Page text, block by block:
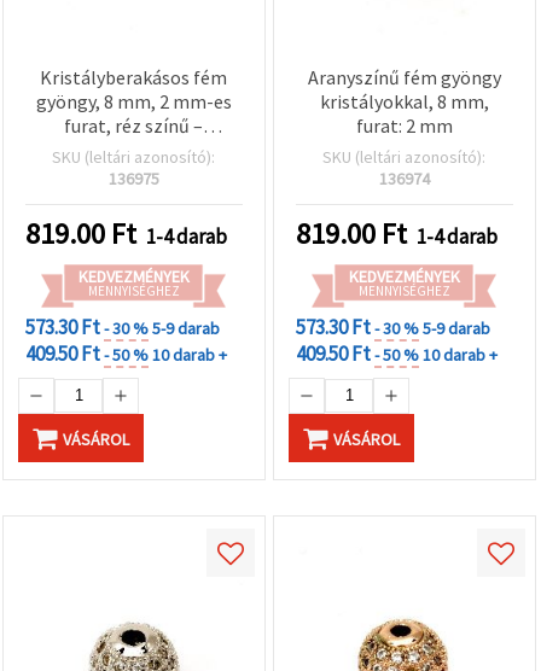
Kristályberakásos fém
gyöngy, 8 mm, 2 mm-es
furat, réz színű –
ékszerkészítéshez és
dekorációhoz
SKU (leltári azonosító):
136975
819.00 Ft 1-4 darab
KEDVEZMÉNYEK
MENNYISÉGHEZ
573.30 Ft- 30 %5-9 darab
409.50 Ft- 50 %10 darab +
VÁSÁROL
Aranyszínű fém gyöngy
kristályokkal, 8 mm,
furat: 2 mm
SKU (leltári azonosító):
136974
819.00 Ft 1-4 darab
KEDVEZMÉNYEK
MENNYISÉGHEZ
573.30 Ft- 30 %5-9 darab
409.50 Ft- 50 %10 darab +
VÁSÁROL